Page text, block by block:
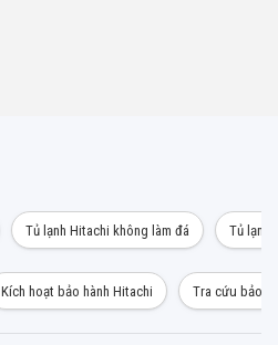
Tủ lạnh Hitachi không làm đá Tủ lạnh
Kích hoạt bảo hành Hitachi Tra cứu bảo